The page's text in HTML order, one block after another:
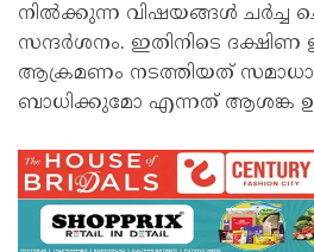
നിൽക്കുന്ന വിഷയങ്ങൾ ചർച്ച
സന്ദർശനം. ഇതിനിടെ
ആക്രമണം നടത്തിയത്
ബാധിക്കുമോ എന്നത് ആശങ്ക